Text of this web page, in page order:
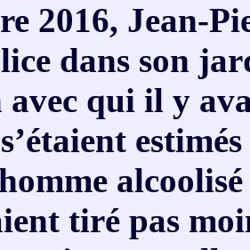
2016, Jean-
dans son
qui il y
tiré pas